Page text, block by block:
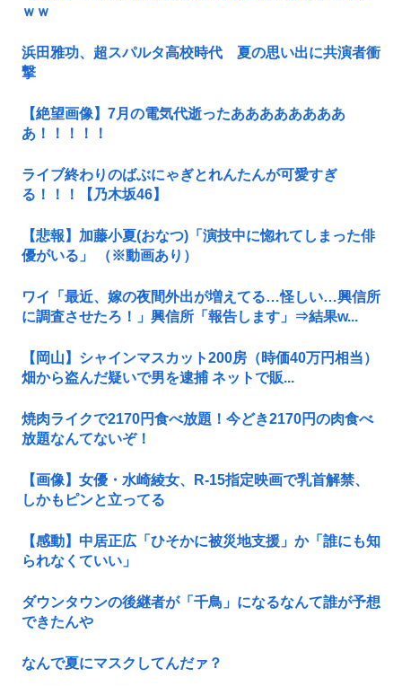
ｗｗ
浜田雅功、超スパルタ高校時代 夏の思い出に共演者衝
撃
【絶望画像】7月の電気代逝ったああああああああ
あ！！！！！
ライブ終わりのばぶにゃぎとれんたんが可愛すぎ
る！！！【乃木坂46】
【悲報】加藤小夏(おなつ)「演技中に惚れてしまった俳
優がいる」 （※動画あり）
ワイ「最近、嫁の夜間外出が増えてる…怪しい…興信所
に調査させたろ！」興信所「報告します」⇒結果w...
【岡山】シャインマスカット200房（時価40万円相当）
畑から盗んだ疑いで男を逮捕 ネットで販...
焼肉ライクで2170円食べ放題！今どき2170円の肉食べ
放題なんてないぞ！
【画像】女優・水崎綾女、R-15指定映画で乳首解禁、
しかもピンと立ってる
【感動】中居正広「ひそかに被災地支援」か「誰にも知
られなくていい」
ダウンタウンの後継者が「千鳥」になるなんて誰が予想
できたんや
なんで夏にマスクしてんだァ？